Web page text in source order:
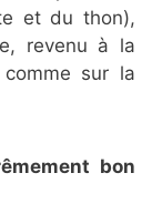
et du thon),
revenu à la
sur la
bon